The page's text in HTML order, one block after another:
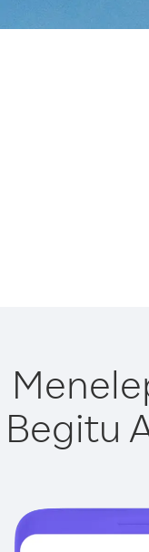
Begitu